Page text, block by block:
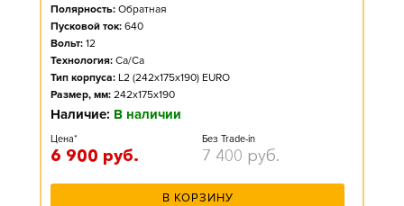
Полярность: Обратная
Пусковой ток: 640
Вольт: 12
Технология: Ca/Ca
Тип корпуса: L2 (242x175x190) EURO
Размер, мм: 242x175x190
Наличие: В наличии
Цена*
6 900 руб.
Без Trade-in
7 400 руб.
В КОРЗИНУ